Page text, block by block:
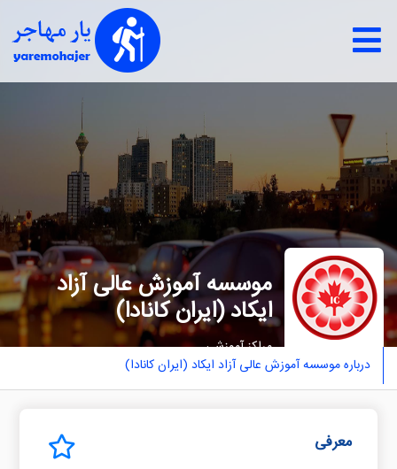
موسسه آموزش عالی آزاد
ایکاد (ایران کانادا)
مراکز آموزشي
درباره موسسه آموزش عالی آزاد ایکاد (ایران کانادا)
معرفی